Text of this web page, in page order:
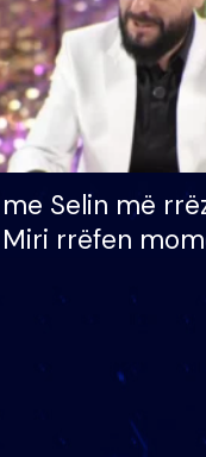
me Selin më
Miri rrëfen
zilja e